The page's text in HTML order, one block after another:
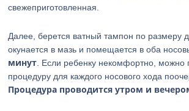
свежеприготовленная.
Далее, берется ватный тампон по размеру
окунается в мазь и помещается в оба
минут . Если ребенку некомфортно, можно
процедуру для каждого носового хода
Процедура проводится утром и